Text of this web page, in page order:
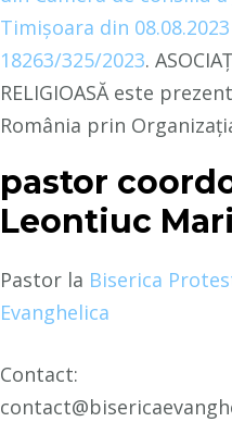
Timișoara din
18263/325/2023.
RELIGIOASĂ este
România prin
pastor
Leontiuc
Pastor la Biserica
Evanghelica
Contact: